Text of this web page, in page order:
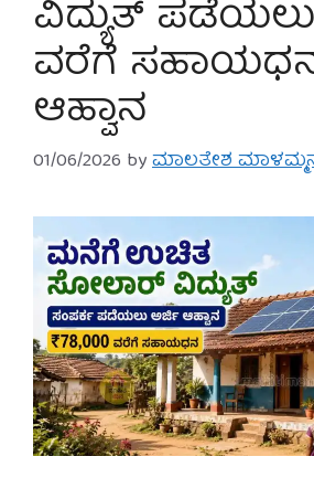
ವಿದ್ಯುತ್ ಪಡೆಯಲು
ವರೆಗೆ
ಆಹ್ವಾನ
01/06/2026 byಮಾಲತೇಶ